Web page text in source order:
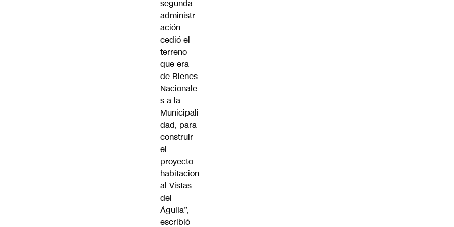
segunda
administr
ación
cedió el
terreno
que era
de Bienes
Nacionale
s a la
Municipali
dad, para
construir
el
proyecto
habitacion
al Vistas
del
Águila”,
escribió